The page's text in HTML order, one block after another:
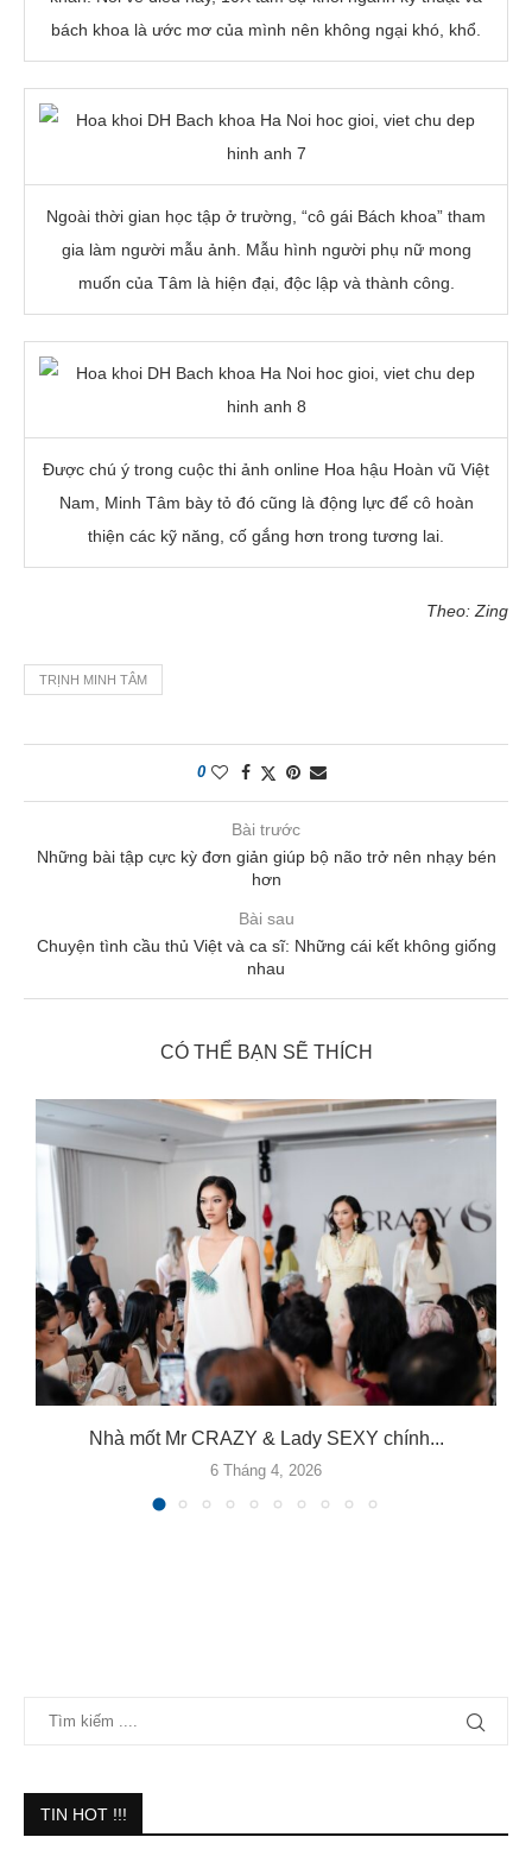
bách khoa là ước mơ của mình nên không ngại khó, khổ.
Ngoài thời gian học tập ở trường, “cô gái Bách khoa” tham
gia làm người mẫu ảnh. Mẫu hình người phụ nữ mong
muốn của Tâm là hiện đại, độc lập và thành công.
Được chú ý trong cuộc thi ảnh online Hoa hậu Hoàn vũ Việt
Nam, Minh Tâm bày tỏ đó cũng là động lực để cô hoàn
thiện các kỹ năng, cố gắng hơn trong tương lai.
Theo: Zing
TRỊNH MINH TÂM
0
Bài trước
Những bài tập cực kỳ đơn giản giúp bộ não trở nên nhạy bén
hơn
Bài sau
Chuyện tình cầu thủ Việt và ca sĩ: Những cái kết không giống
nhau
CÓ THỂ BẠN SẼ THÍCH
Nhà mốt Mr CRAZY & Lady SEXY chính...
6 Tháng 4, 2026
TIN HOT !!!